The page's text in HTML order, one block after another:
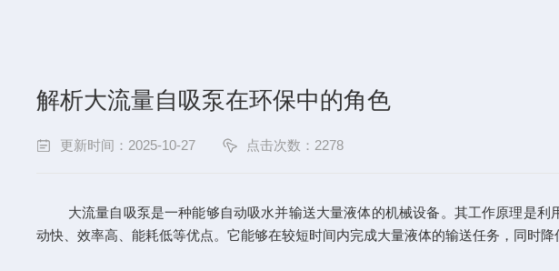
解析大流量自吸泵在环保中的角色
更新时间：2025-10-27 点击次数：2278
大流量自吸泵是一种能够自动吸水并输送大量液体的机械设备。其工作原理是利
动快、效率高、能耗低等优点。它能够在较短时间内完成大量液体的输送任务，同时